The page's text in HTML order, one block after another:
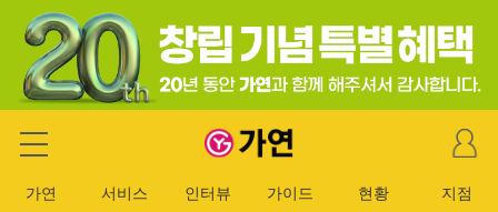
가연 결혼정보회사
마
이
이
가연 서비스 인터뷰 가이드 현황 지점